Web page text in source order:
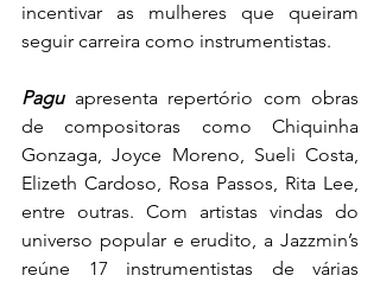
incentivar as mulheres que queiram
seguir carreira como instrumentistas.
Pagu apresenta repertório com obras
de compositoras como Chiquinha
Gonzaga, Joyce Moreno, Sueli Costa,
Elizeth Cardoso, Rosa Passos, Rita Lee,
entre outras. Com artistas vindas do
universo popular e erudito, a Jazzmin’s
reúne 17 instrumentistas de várias